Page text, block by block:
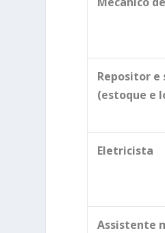
Repositor e
(estoque e
Eletricista
Assistente